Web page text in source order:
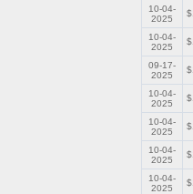
10-04-
2025
10-04-
2025
09-17-
2025
10-04-
2025
10-04-
2025
10-04-
2025
10-04-
2025